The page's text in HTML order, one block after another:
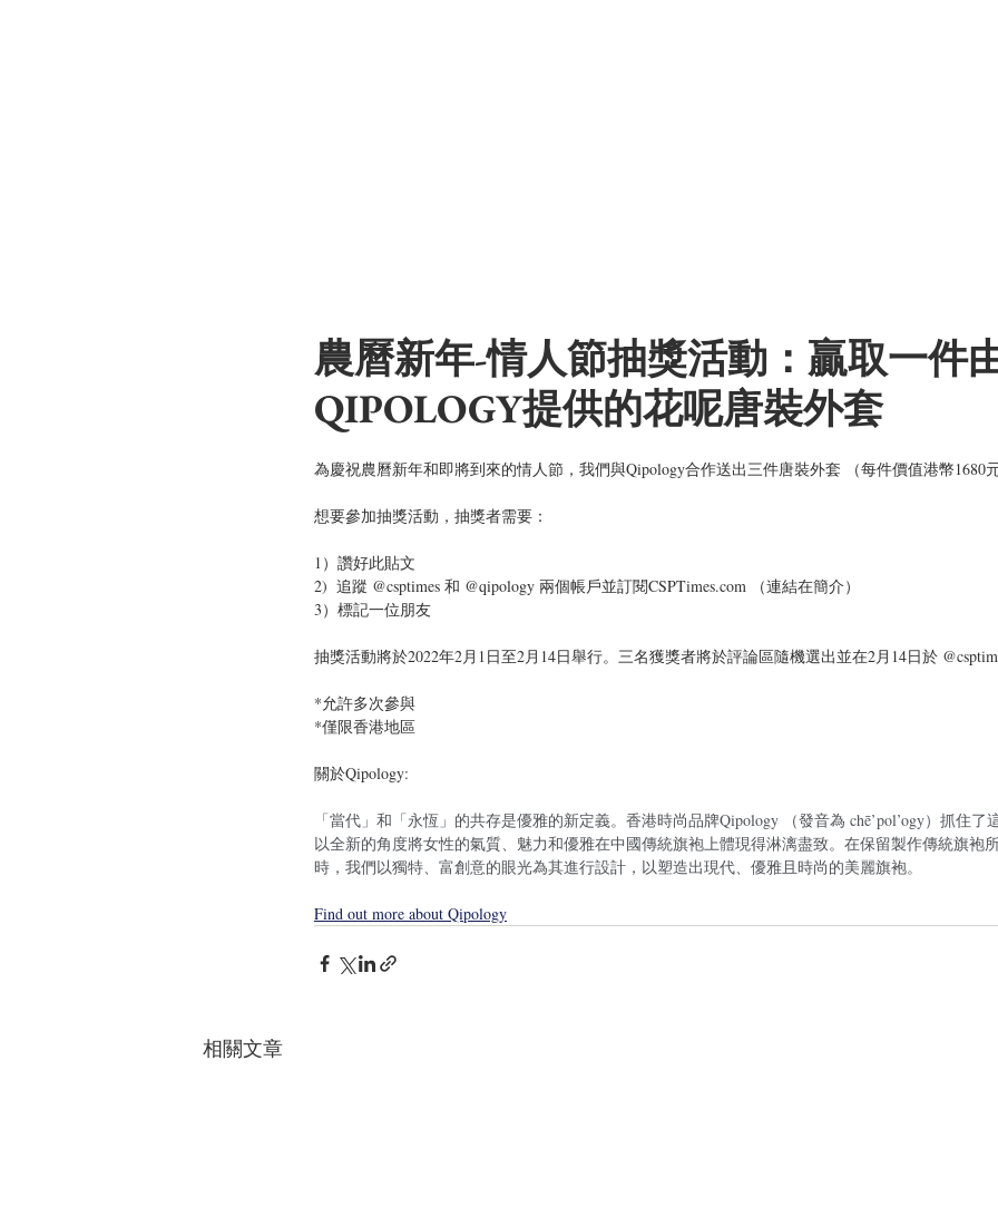
農曆新年-情人節抽獎活動：贏取一件
QIPOLOGY提供的花呢唐裝外套
為慶祝農曆新年和即將到來的情人節，我們與Qipology合作送出三件唐裝外套 （每件價值港幣1680元
想要參加抽獎活動，抽獎者需要：
1）讚好此貼文
2)  追蹤 @csptimes 和 @qipology 兩個帳戶並訂閱CSPTimes.com （連結在簡介）
3）標記一位朋友
抽獎活動將於2022年2月1日至2月14日舉行。三名獲獎者將於評論區隨機選出並在2月14日於
*允許多次參與
*僅限香港地區
關於Qipology:
「當代」和「永恆」的共存是優雅的新定義。香港時尚品牌Qipology （發音為 chē’pol’ogy）抓住了
以全新的角度將女性的氣質、魅力和優雅在中國傳統旗袍上體現得淋漓盡致。在保留製作傳統旗袍
時，我們以獨特、富創意的眼光為其進行設計，以塑造出現代、優雅且時尚的美麗旗袍。
Find out more about Qipology
相關文章